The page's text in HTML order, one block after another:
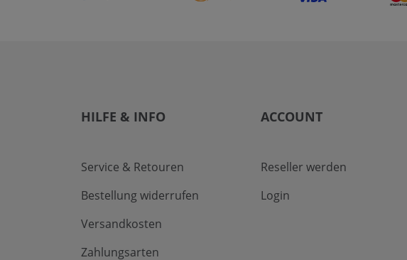
HILFE & INFO
Service & Retouren
Bestellung widerrufen
Versandkosten
Zahlungsarten
ACCOUNT
Reseller werden
Login